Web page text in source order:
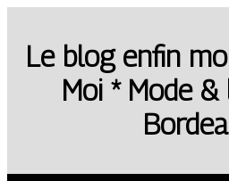
Le blog enfin
Moi * Mode